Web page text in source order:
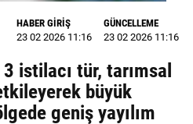
HABER GİRİŞ
23 02 2026 11:16
GÜNCELLEME
23 02 2026 11:16
istilacı tür, tarımsal
büyük
geniş yayılım